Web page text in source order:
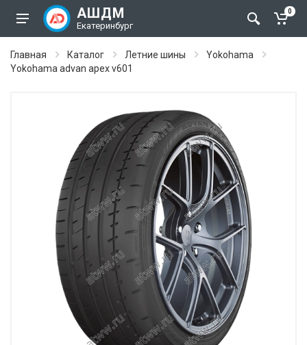
АШДМ
Екатеринбург
0
Главная Каталог Летние шины
Yokohama
Yokohama advan apex v601